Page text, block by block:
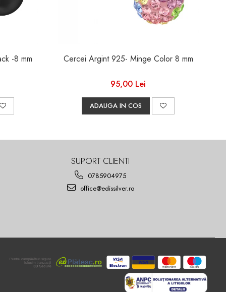
Cercei Argint 925- Perle Black -8 mm Cercei Argint 925- Minge Color 8 mm
95,00 Lei
ADAUGA IN COS
SUPORT CLIENTI
0785904975
office@edissilver.ro